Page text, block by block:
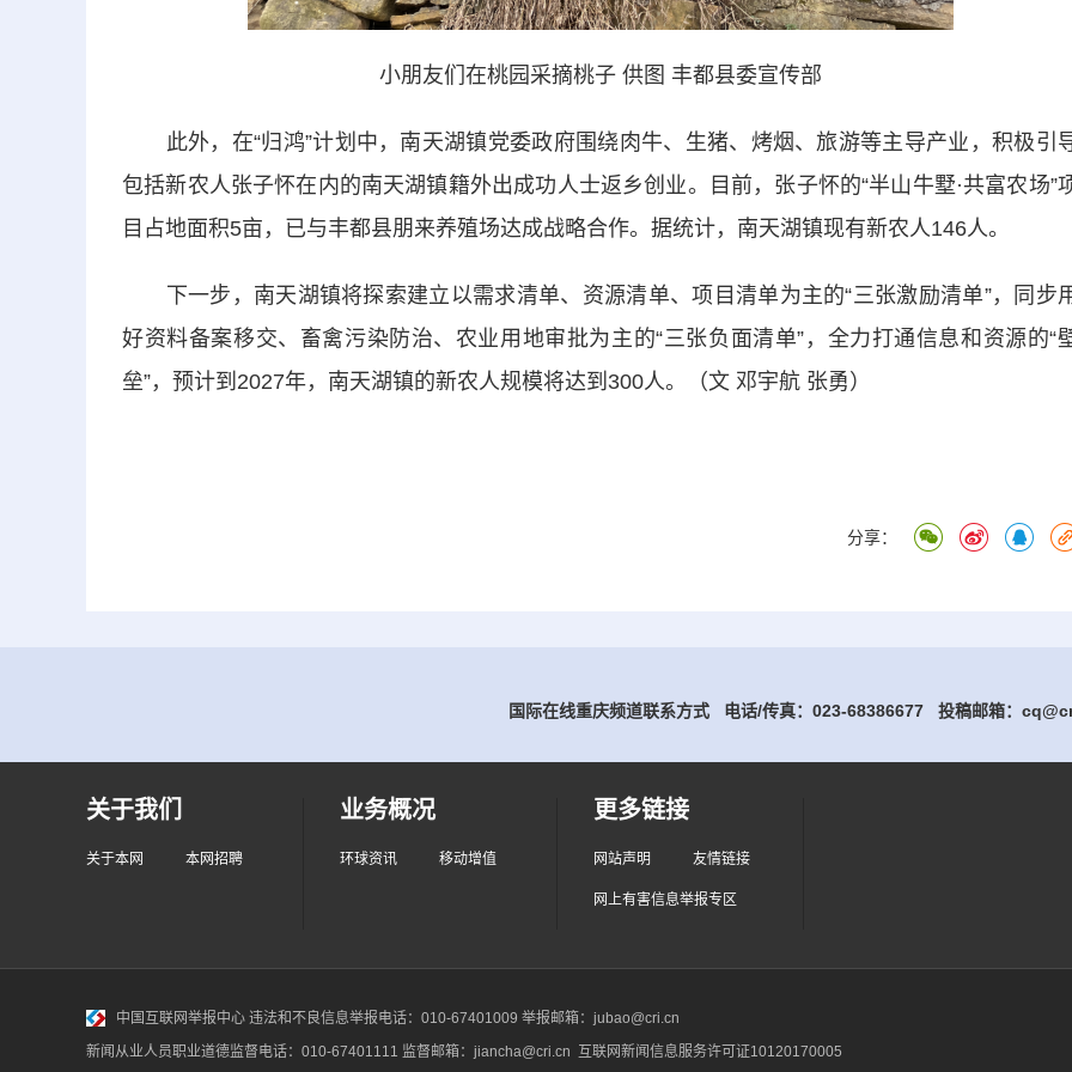
小朋友们在桃园采摘桃子 供图 丰都县委宣传部
此外，在“归鸿”计划中，南天湖镇党委政府围绕肉牛、生猪、烤烟、旅游等主导产业，积极引
包括新农人张子怀在内的南天湖镇籍外出成功人士返乡创业。目前，张子怀的“半山牛墅·共富农场”
目占地面积5亩，已与丰都县朋来养殖场达成战略合作。据统计，南天湖镇现有新农人146人。
下一步，南天湖镇将探索建立以需求清单、资源清单、项目清单为主的“三张激励清单”，同步
好资料备案移交、畜禽污染防治、农业用地审批为主的“三张负面清单”，全力打通信息和资源的“
垒”，预计到2027年，南天湖镇的新农人规模将达到300人。（文 邓宇航 张勇）
分享：
国际在线重庆频道联系方式 电话/传真：023-68386677 投稿邮箱：
关于我们
关于本网 本网招聘
业务概况
环球资讯 移动增值
更多链接
网站声明 友情链接
网上有害信息举报专区
中国互联网举报中心 违法和不良信息举报电话：010-67401009 举报邮箱：jubao@cri.cn
新闻从业人员职业道德监督电话：010-67401111 监督邮箱：jiancha@cri.cn 互联网新闻信息服务许可证10120170005